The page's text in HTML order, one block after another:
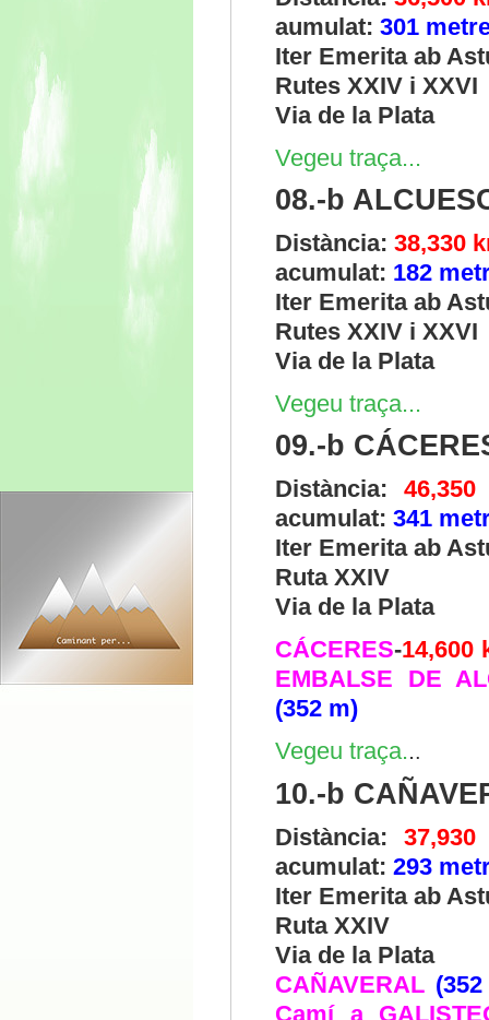
aumulat: 301
Iter Emerita ab
Rutes XXIV i XXVI
Via de la Plata
Vegeu traça...
08.-b
Distància: 38,330
acumulat: 182
Iter Emerita ab
Rutes XXIV i XXVI
Via de la Plata
Vegeu traça...
09.-b
Distància:
acumulat: 341
Iter Emerita ab
Ruta XXIV
Via de la Plata
CÁCERES-14,600
EMBALSE DE
(352 m)
Vegeu traça...
10.-b
Distància:
acumulat: 293
Iter Emerita ab
Ruta XXIV
Via de la Plata
CAÑAVERAL
Camí a